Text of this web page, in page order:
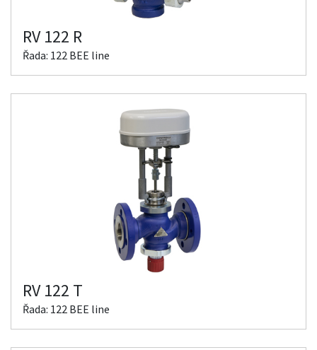
RV 122 R
Řada: 122 BEE line
RV 122 T
Řada: 122 BEE line